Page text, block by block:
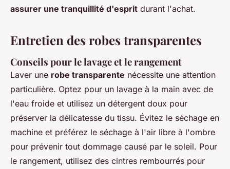
assurer une tranquillité d'esprit durant l'achat.
Entretien des robes transparentes
Conseils pour le lavage et le rangement
Laver une robe transparente nécessite une attention
particulière. Optez pour un lavage à la main avec de
l'eau froide et utilisez un détergent doux pour
préserver la délicatesse du tissu. Évitez le séchage en
machine et préférez le séchage à l'air libre à l'ombre
pour prévenir tout dommage causé par le soleil. Pour
le rangement, utilisez des cintres rembourrés pour